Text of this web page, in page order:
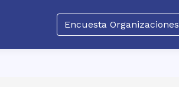
Encuesta Organizaciones